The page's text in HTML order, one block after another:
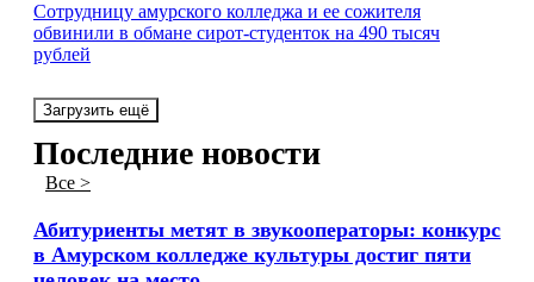
Сотрудницу амурского колледжа и ее сожителя
обвинили в обмане сирот-студенток на 490 тысяч
рублей
Загрузить ещё
Последние новости
Все >
Абитуриенты метят в звукооператоры: конкурс
в Амурском колледже культуры достиг пяти